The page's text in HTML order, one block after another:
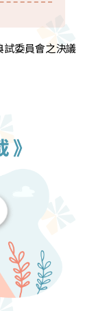
試委員會之決議
》